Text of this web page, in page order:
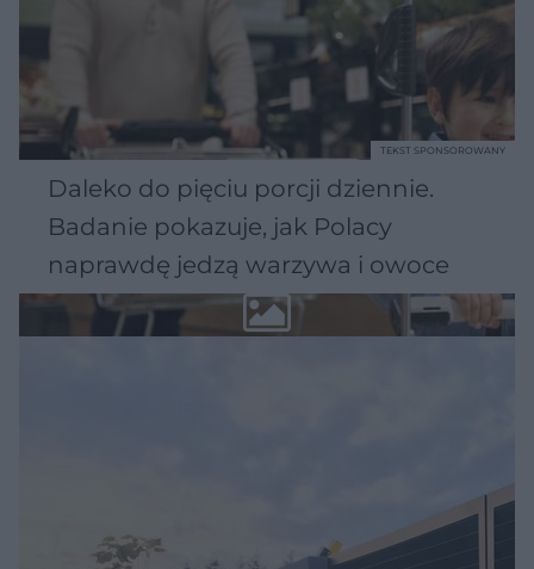
Daleko do pięciu porcji dziennie.
Badanie pokazuje, jak Polacy
naprawdę jedzą warzywa i owoce
TEKST SPONSOROWANY